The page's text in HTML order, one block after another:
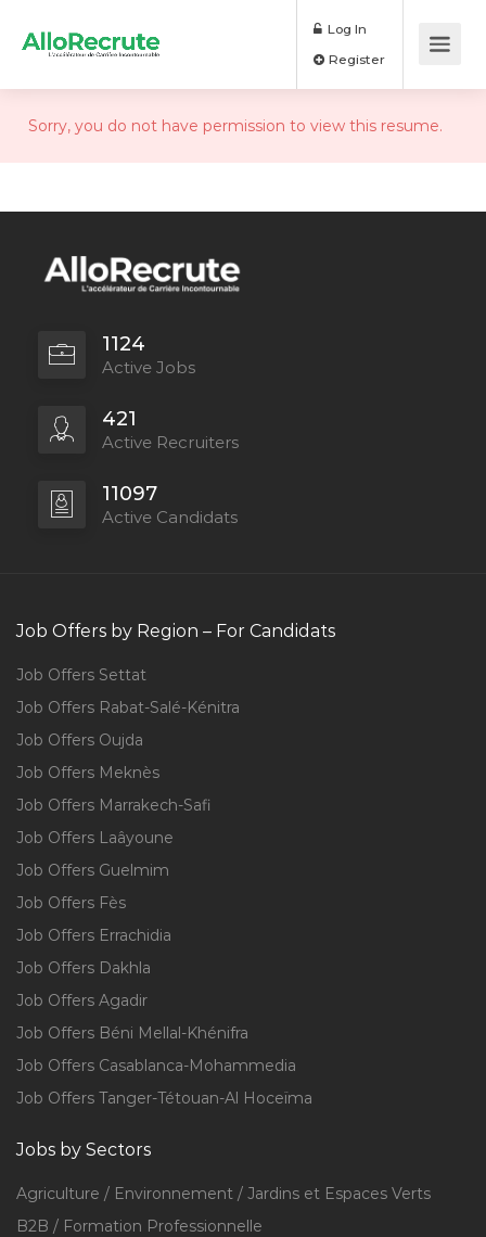
Log In
Sorry, you do not have permission to view this resume.
1124
Active Jobs
421
Active Recruiters
11097
Active Candidats
Job Offers by Region – For Candidats
Job Offers Settat
Job Offers Rabat-Salé-Kénitra
Job Offers Oujda
Job Offers Meknès
Job Offers Marrakech-Safi
Job Offers Laâyoune
Job Offers Guelmim
Job Offers Fès
Job Offers Errachidia
Job Offers Dakhla
Job Offers Agadir
Job Offers Béni Mellal-Khénifra
Job Offers Casablanca-Mohammedia
Job Offers Tanger-Tétouan-Al Hoceïma
Jobs by Sectors
Agriculture / Environnement / Jardins et Espaces Verts
B2B / Formation Professionnelle